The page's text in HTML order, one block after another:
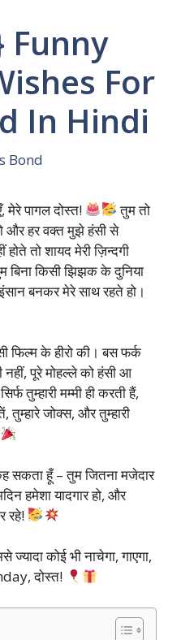
Funny
For
In Hindi
Bond
मेरे पागल दोस्त!
तुम तो
और हर वक्त मुझे हंसी से
तो शायद मेरी ज़िन्दगी
बिना किसी झिझक के दुनिया
बनकर मेरे साथ रहते हो।
फिल्म के हीरो की। बस फर्क
नहीं, पूरे मोहल्ले को हंसी आ
तुम्हारी मम्मी ही करती हैं,
तुम्हारे जोक्स, और तुम्हारी
सकता हूँ – तुम जितना मजेदार
हमेशा यादगार हो, और
रहे!
कोई भी नाचेगा, गाएगा,
दोस्त!